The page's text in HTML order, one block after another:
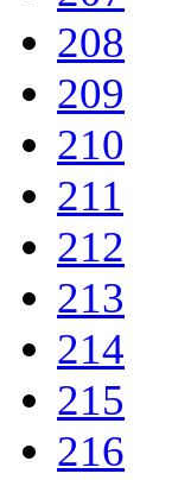
208
209
210
211
212
213
214
215
216